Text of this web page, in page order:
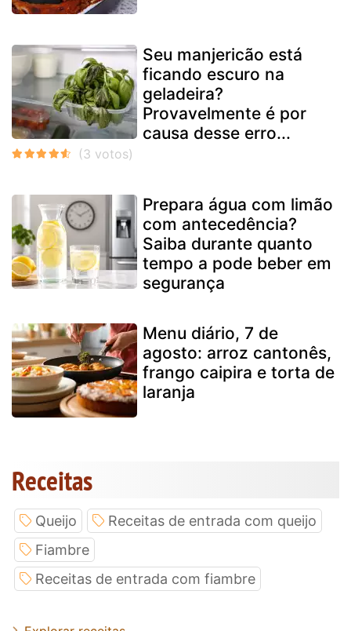
Seu manjericão está
ficando escuro na
geladeira?
Provavelmente é por
causa desse erro...
Prepara água com limão
com antecedência?
Saiba durante quanto
tempo a pode beber em
segurança
Menu diário, 7 de
agosto: arroz cantonês,
frango caipira e torta de
laranja
Receitas
Queijo
Receitas de entrada com queijo
Fiambre
Receitas de entrada com fiambre